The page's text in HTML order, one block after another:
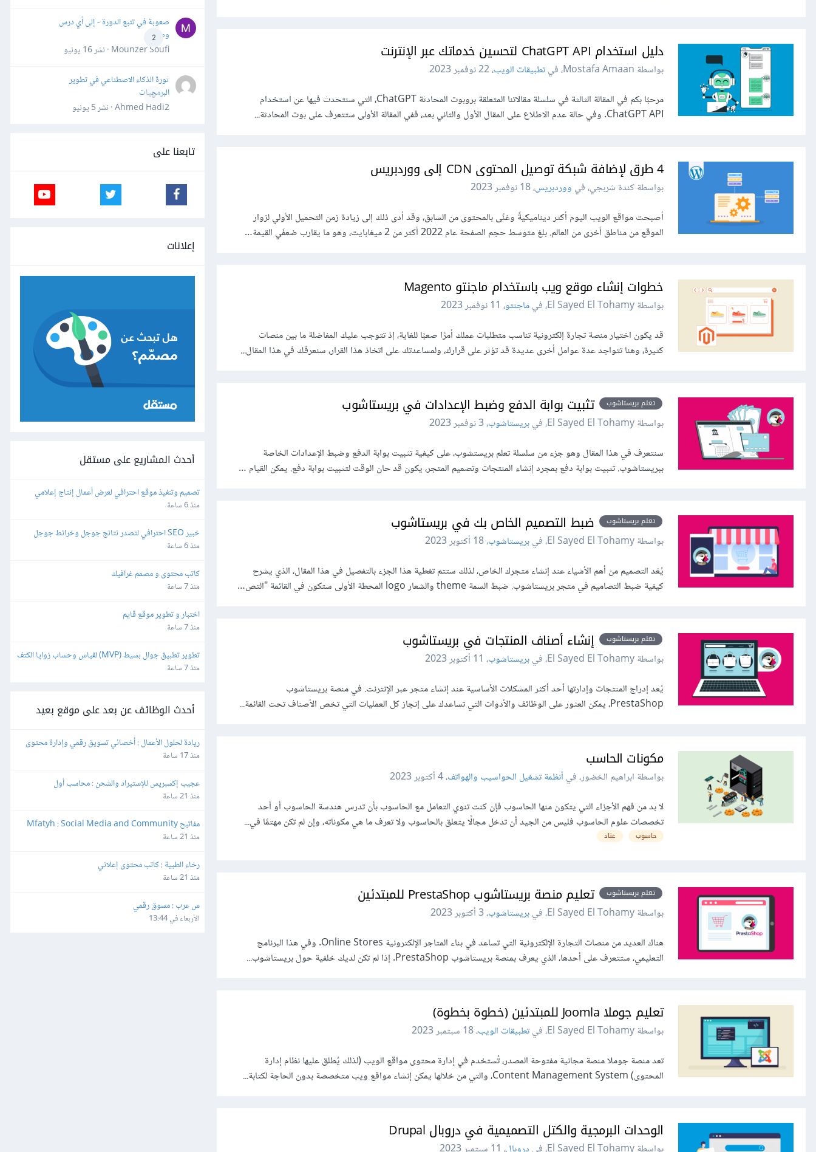
دليل استخدام ChatGPT API لتحسين خدماتك عبر الإنترنت
بواسطة Mostafa Amaan، في تطبيقات الويب،22 نوفمبر 2023
مرحبًا بكم في المقالة الثالثة في سلسلة مقالاتنا المتعلقة بروبوت المحادثة ChatGPT، التي سنتحدث فيها عن استخدام
ChatGPT API. وفي حالة عدم الاطلاع على المقال الأول والثاني بعد، ففي المقالة الأولى ستتعرف على بوت المحادثة...
4 طرق لإضافة شبكة توصيل المحتوى CDN إلى ووردبريس
بواسطة كندة شربجي، في ووردبريس،18 نوفمبر 2023
أصبحت مواقع الويب اليوم أكثر ديناميكيةً وغنًى بالمحتوى من السابق، وقد أدى ذلك إلى زيادة زمن التحميل الأولي لزوار
الموقع من مناطق أخرى من العالم. بلغ متوسط حجم الصفحة عام 2022 أكثر من 2 ميغابايت، وهو ما يقارب ضعفَي القيمة…
خطوات إنشاء موقع ويب باستخدام ماجنتو Magento
بواسطة El Sayed El Tohamy، في ماجنتو، 11 نوفمبر 2023
قد يكون اختيار منصة تجارة إلكترونية تناسب متطلبات عملك أمرًا صعبًا للغاية، إذ تتوجب عليك المفاضلة ما بين منصات
كثيرة، وهنا تتواجد عدة عوامل أخرى عديدة قد تؤثر على قرارك، ولمساعدتك على اتخاذ هذا القرار، سنعرفك في هذا المقال...
تعلم بريستاشوب تثبيت بوابة الدفع وضبط الإعدادات في بريستاشوب
بواسطة El Sayed El Tohamy، في بريستاشوب،3 نوفمبر 2023
سنتعرف في هذا المقال وهو جزء من سلسلة تعلم بريستشوب، على كيفية تثبيت بوابة الدفع وضبط الإعدادات الخاصة
ببريستاشوب. تثبيت بوابة دفع بمجرد إنشاء المنتجات وتصميم المتجر، يكون قد حان الوقت لتثبيت بوابة دفع. يمكن القيام …
تعلم بريستاشوب ضبط التصميم الخاص بك في بريستاشوب
بواسطة El Sayed El Tohamy، في بريستاشوب،18 أكتوبر 2023
يُعَد التصميم من أهم الأشياء عند إنشاء متجرك الخاص، لذلك ستتم تغطية هذا الجزء بالتفصيل في هذا المقال، الذي يشرح
كيفية ضبط التصاميم في متجر بريستاشوب. ضبط السمة theme والشعار logo المحطة الأولى ستكون في القائمة "التص…
تعلم بريستاشوب إنشاء أصناف المنتجات في بريستاشوب
بواسطة El Sayed El Tohamy، في بريستاشوب، 11 أكتوبر 2023
يُعد إدراج المنتجات وإدارتها أحد أكثر المشكلات الأساسية عند إنشاء متجر عبر الإنترنت. في منصة بريستاشوب
PrestaShop، يمكن العثور على الوظائف والأدوات التي تساعدك على إنجاز كل العمليات التي تخص الأصناف تحت القائمة...
مكونات الحاسب
بواسطة ابراهيم الخضور، في أنظمة تشغيل الحواسيب والهواتف،4 أكتوبر 2023
لا بد من فهم الأجزاء التي يتكون منها الحاسوب فإن كنت تنوي التعامل مع الحاسوب بأن تدرس هندسة الحاسوب أو أحد
تخصصات علوم الحاسوب فليس من الجيد أن تدخل مجالًا يتعلق بالحاسوب ولا تعرف ما هي مكوناته، وإن لم تكن مهتمًا في...
حاسوب عتاد
تعلم بريستاشوب تعليم منصة بريستاشوب PrestaShop للمبتدئين
بواسطة El Sayed El Tohamy، في بريستاشوب،3 أكتوبر 2023
هناك العديد من منصات التجارة الإلكترونية التي تساعد في بناء المتاجر الإلكترونية Online Stores. وفي هذا البرنامج
التعليمي، ستتعرف على أحدها، الذي يعرف بمنصة بريستاشوب PrestaShop. إذا لم تكن لديك خلفية حول بريستاشوب...
تعليم جوملا Joomla للمبتدئين (خطوة بخطوة)
بواسطة El Sayed El Tohamy، في تطبيقات الويب،18 سبتمبر 2023
تعد منصة جوملا منصة مجانية مفتوحة المصدر، تُستخدم في إدارة محتوى مواقع الويب (لذلك يُطلق عليها نظام إدارة
المحتوى) Content Management System، والتي من خلالها يمكن إنشاء مواقع ويب متخصصة بدون الحاجة لكتابة...
الوحدات البرمجية والكتل التصميمية في دروبال Drupal
2
صعوبة في تتبع الدورة - إلى أي درس
وصلت؟
Mounzer Soufi · نشر
16 يونيو
0
ثورة الذكاء الاصطناعي في تطوير
البرمجيات
Ahmed Hadi2 · نشر
5 يونيو
تابعنا على
إعلانات
أحدث المشاريع على مستقل
تصميم وتنفيذ موقع احترافي لعرض أعمال إنتاج إعلامي
منذ 6 ساعة
خبير SEO احترافي لتصدر نتائج جوجل وخرائط جوجل
منذ 6 ساعة
كاتب محتوى و مصمم غرافيك
منذ 7 ساعة
اختبار و تطوير موقع قايم
منذ 7 ساعة
تطوير تطبيق جوال بسيط (MVP) لقياس وحساب زوايا الكتف
منذ 7 ساعة
أحدث الوظائف عن بعد على موقع بعيد
ريادة لحلول الأعمال : أخصائي تسويق رقمي وإدارة محتوى
منذ 17 ساعة
عجيب إكسبريس للإستيراد والشحن : محاسب أول
منذ 21 ساعة
Manager
منذ 21 ساعة
رخاء الطبية : كاتب محتوى إعلاني
منذ 21 ساعة
س عرب : مسوق رقمي
الأربعاء في 13:44